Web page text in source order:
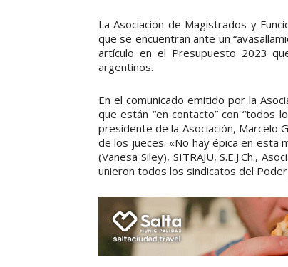
La Asociación de Magistrados y
que se encuentran ante un
artículo en el Presupuesto 2023
argentinos.
En el comunicado emitido por la
que están “en contacto” con “todos
presidente de la Asociación, Marcelo
de los jueces. «No hay épica en esta
(Vanesa Siley), SITRAJU, S.E.J.Ch.,
unieron todos los sindicatos del Poder